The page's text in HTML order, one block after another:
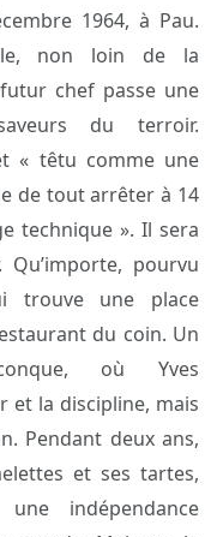
1964, à Pau.
non loin de la
chef passe une
du terroir.
« têtu comme une
de tout arrêter à 14
technique ». Il sera
pourvu
trouve une place
du coin. Un
où Yves
et la discipline, mais
Pendant deux ans,
et ses tartes,
indépendance